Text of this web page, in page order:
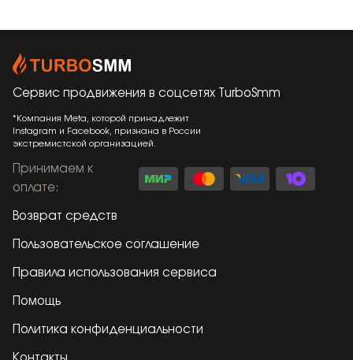
Сервис продвижения в соцсетях TurboSmm
*Компания Meta, которой принадлежит
Instagram и Facebook, признана в России
экстремистской организацией.
Принимаем к
оплате:
Возврат средств
Пользовательское соглашение
Правила использования сервиса
Помощь
Политика конфиденциальности